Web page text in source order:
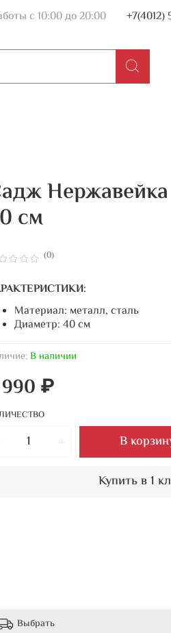
с 10:00 до 20:00 +7(4012)
(0)
В наличии
см
₽
В
Купить в 1
Материал: металл, сталь
Диаметр: 40 см
Выбрать